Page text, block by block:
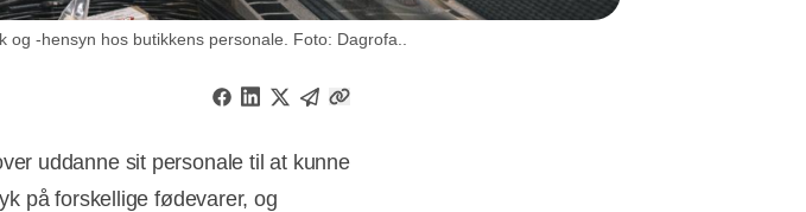
-hensyn hos butikkens personale. Foto: Dagrofa..
uddanne sit personale til at kunne
på forskellige fødevarer, og